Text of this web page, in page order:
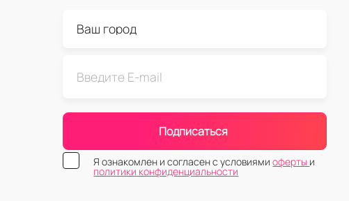
Подписаться
Я ознакомлен и согласен с условиямиоферты и
политики конфиденциальности